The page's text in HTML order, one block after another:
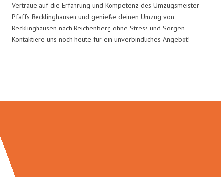
Vertraue auf die Erfahrung und Kompetenz des Umzugsmeister
Pfaffs Recklinghausen und genieße deinen Umzug von
Recklinghausen nach Reichenberg ohne Stress und Sorgen.
Kontaktiere uns noch heute für ein unverbindliches Angebot!